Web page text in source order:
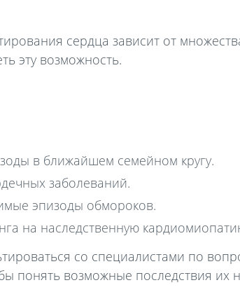
сердца зависит от
эту возможность.
в ближайшем семейном кругу.
заболеваний.
эпизоды обмороков.
на наследственную
со специалистами по
понять возможные последствия их